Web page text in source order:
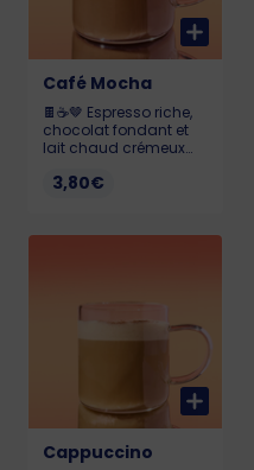
Café Mocha
🍫☕️🤎 Espresso riche,
chocolat fondant et
lait chaud crémeux
gourmande, parfaite
Allergène : Gluten
3,80€
Cappuccino